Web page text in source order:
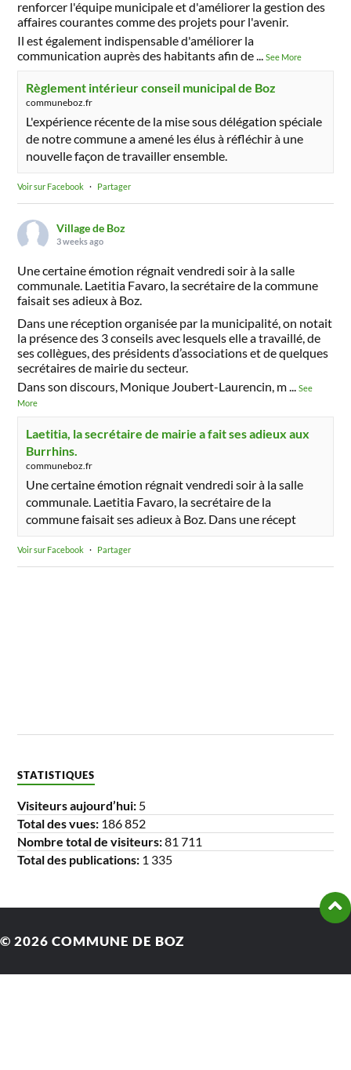
renforcer l'équipe municipale et d'améliorer la gestion des
affaires courantes comme des projets pour l'avenir.
Il est également indispensable d'améliorer la
communication auprès des habitants afin de
...See More
Règlement intérieur conseil municipal de Boz
communeboz.fr
L'expérience récente de la mise sous délégation spéciale
de notre commune a amené les élus à réfléchir à une
nouvelle façon de travailler ensemble.
Voir sur Facebook · Partager
Village de Boz
3 weeks ago
Une certaine émotion régnait vendredi soir à la salle
communale. Laetitia Favaro, la secrétaire de la commune
faisait ses adieux à Boz.
Dans une réception organisée par la municipalité, on notait
la présence des 3 conseils avec lesquels elle a travaillé, de
ses collègues, des présidents d’associations et de quelques
secrétaires de mairie du secteur.
Dans son discours, Monique Joubert-Laurencin, m
...See
More
Laetitia, la secrétaire de mairie a fait ses adieux aux
Burrhins.
communeboz.fr
Une certaine émotion régnait vendredi soir à la salle
communale. Laetitia Favaro, la secrétaire de la
commune faisait ses adieux à Boz. Dans une récept
Voir sur Facebook · Partager
STATISTIQUES
Visiteurs aujourd’hui: 5
Total des vues: 186 852
Nombre total de visiteurs:81 711
Total des publications: 1 335
© 2026 COMMUNE DE BOZ